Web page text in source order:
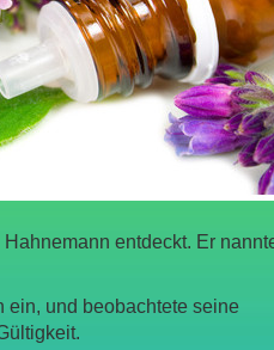
entdeckt. Er
ein, und beobachtete seine